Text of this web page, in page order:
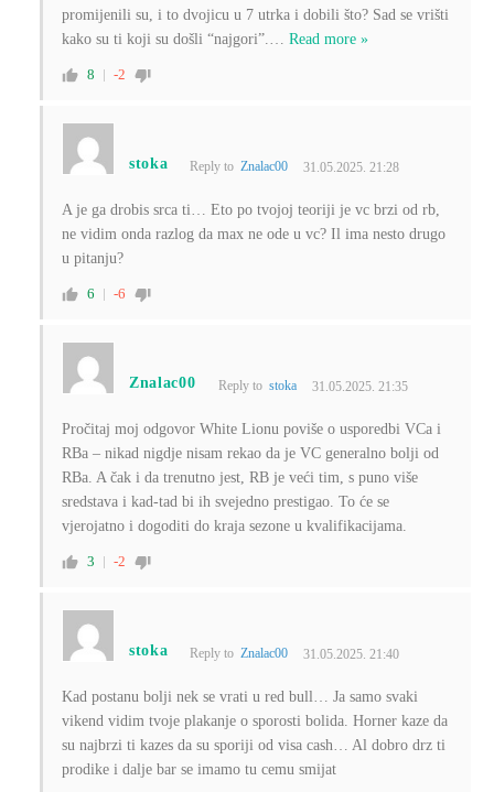
promijenili su, i to dvojicu u 7 utrka i dobili što? Sad se vrišti
kako su ti koji su došli “najgori”.… Read more »
8 -2
stoka Reply toZnalac00 31.05.2025. 21:28
A je ga drobis srca ti… Eto po tvojoj teoriji je vc brzi od rb,
ne vidim onda razlog da max ne ode u vc? Il ima nesto drugo
u pitanju?
6 -6
Znalac00 Reply to stoka 31.05.2025. 21:35
Pročitaj moj odgovor White Lionu poviše o usporedbi VCa i
RBa – nikad nigdje nisam rekao da je VC generalno bolji od
RBa. A čak i da trenutno jest, RB je veći tim, s puno više
sredstava i kad-tad bi ih svejedno prestigao. To će se
vjerojatno i dogoditi do kraja sezone u kvalifikacijama.
3 -2
stoka Reply toZnalac00 31.05.2025. 21:40
Kad postanu bolji nek se vrati u red bull… Ja samo svaki
vikend vidim tvoje plakanje o sporosti bolida. Horner kaze da
su najbrzi ti kazes da su sporiji od visa cash… Al dobro drz ti
prodike i dalje bar se imamo tu cemu smijat